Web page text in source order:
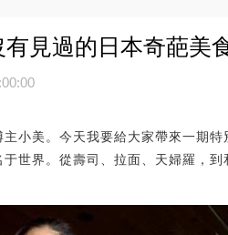
見過的日本奇葩美
小美。今天我要給大家帶來一期
世界。從壽司、拉面、天婦羅，